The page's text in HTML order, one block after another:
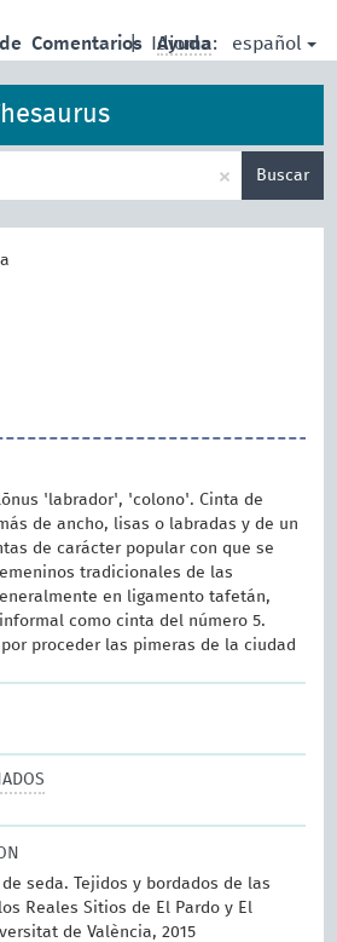
| Idioma: español
Comentarios Ayuda
× Buscar
'labrador', 'colono'. Cinta de
de ancho, lisas o labradas y de un
de carácter popular con que se
tradicionales de las
en ligamento tafetán,
como cinta del número 5.
proceder las pimeras de la ciudad
seda. Tejidos y bordados de las
Reales Sitios de El Pardo y El
de València, 2015